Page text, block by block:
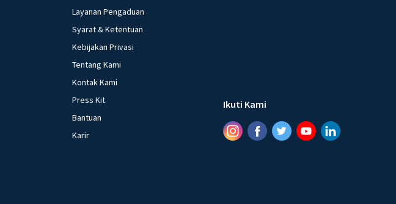
Layanan Pengaduan
Syarat & Ketentuan
Kebijakan Privasi
Tentang Kami
Kontak Kami
Press Kit
Bantuan
Karir
Ikuti Kami